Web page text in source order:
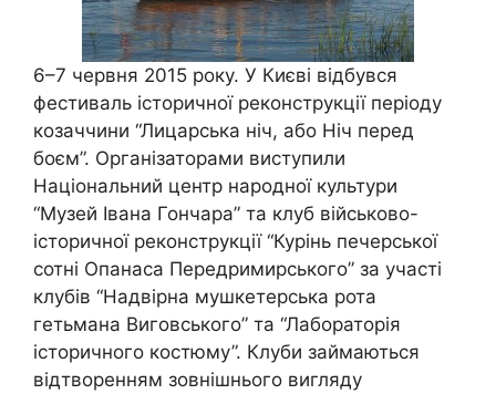
6–7 червня 2015 року. У Києві відбувся
фестиваль історичної реконструкції періоду
козаччини “Лицарська ніч, або Ніч перед
боєм”. Організаторами виступили
Національний центр народної культури
“Музей Івана Гончара” та клуб військово-
історичної реконструкції “Курінь печерської
сотні Опанаса Передримирського” за участі
клубів “Надвірна мушкетерська рота
гетьмана Виговського” та “Лабораторія
історичного костюму”. Клуби займаються
відтворенням зовнішнього вигляду